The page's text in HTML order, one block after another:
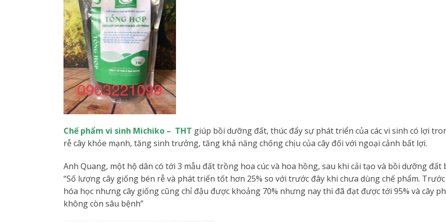
Chế phẩm vi sinh Michiko – THT giúp bồi dưỡng đất, thúc đẩy sự phát triển của các vi sinh có lợi
rễ cây khỏe mạnh, tăng sinh trưởng, tăng khả năng chống chịu của cây đối với ngoại cảnh bất lợi.
Anh Quang, một hộ dân có tới 3 mẫu đất trồng hoa cúc và hoa hồng, sau khi cải tạo và bồi dưỡng đất
“Số lượng cây giống bén rễ và phát triển tốt hơn 25% so với trước đây khi chưa dùng chế phẩm.
hóa học nhưng cây giống cũng chỉ đậu được khoảng 70% nhưng nay thì đã đạt được tới 95% và cây
không còn sâu bệnh”